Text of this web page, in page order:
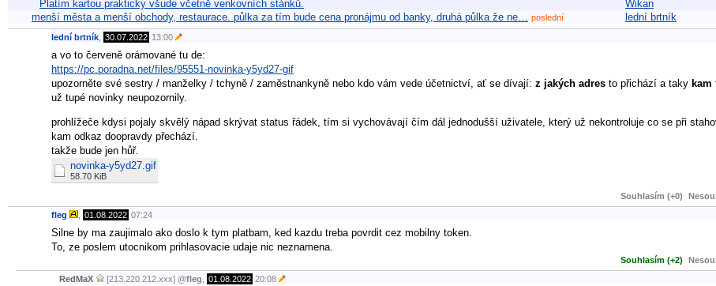
Platím kartou prakticky všude včetně venkovních stánků. Wikan
menší města a menší obchody, restaurace. půlka za tím bude cena pronájmu od banky, druhá půlka že ne… poslední lední brtník
lední brtník 30.07.2022 13:00
a vo to červeně orámované tu de:
https://pc.poradna.net/files/95551-novinka-y5yd27-gif
upozorněte své sestry / manželky / tchyně / zaměstnankyně nebo kdo vám vede účetnictví, ať se dívají: z jakých adres to přichází a taky kam
už tupé novinky neupozornily.
prohlížeče kdysi pojaly skvělý nápad skrývat status řádek, tím si vychovávají čím dál jednodušší uživatele, který už nekontroluje co se při
kam odkaz doopravdy přechází.
takže bude jen hůř.
novinka-y5yd27.gif
58.70 KiB
Souhlasím (+0)
fleg 01.08.2022 07:24
Silne by ma zaujimalo ako doslo k tym platbam, ked kazdu treba povrdit cez mobilny token.
To, ze poslem utocnikom prihlasovacie udaje nic neznamena.
Souhlasím (+2)
RedMaX [213.220.212.xxx] @fleg 01.08.2022 20:08